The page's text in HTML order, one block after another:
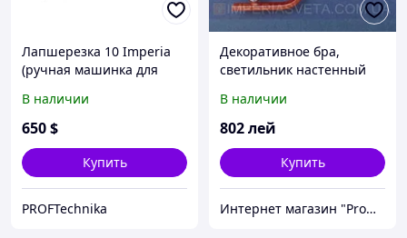
Лапшерезка 10 Imperia
(ручная машинка для
В наличии
650$
Купить
PROFTechnika
Декоративное бра,
светильник настенный
MMD-464305
В наличии
802лей
Купить
Интернет магазин "Promtovari"